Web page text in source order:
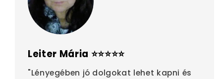
Leiter Mária ⭐⭐⭐⭐⭐
"Lényegében jó dolgokat lehet kapni és